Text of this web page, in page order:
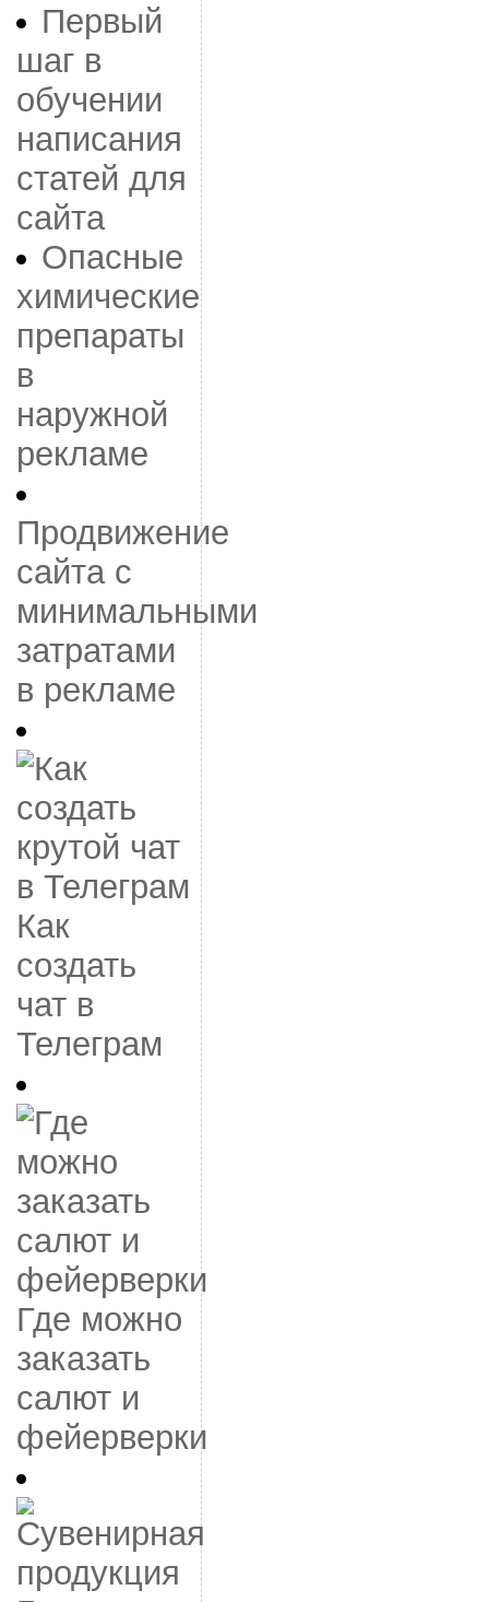
Первый
шаг в
обучении
написания
статей для
сайта
Опасные
химические
препараты
в
наружной
рекламе
Продвижение
сайта с
минимальными
затратами
в рекламе
Как
создать
чат в
Телеграм
Где можно
заказать
салют и
фейерверки